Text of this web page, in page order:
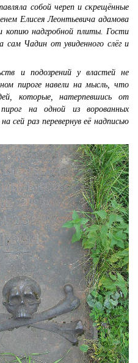
собой череп и скрещённые
Елисея Леонтьевича адамова
копию надгробной плиты. Гости
Чадин от увиденного слёг и
и подозрений у властей не
пироге навели на мысль, что
которые, натерпевшись от
на одной из ворованных
сей раз перевернув её надписью